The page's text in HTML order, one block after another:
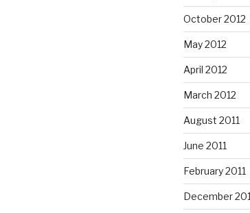
October 2012
May 2012
April 2012
March 2012
August 2011
June 2011
February 2011
December